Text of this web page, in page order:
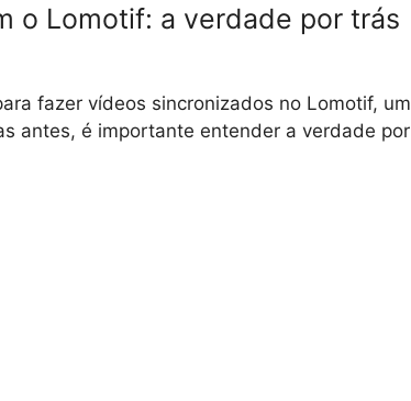
o Lomotif: a verdade por trás
fazer vídeos sincronizados no Lomotif, um
antes, é importante entender a verdade por